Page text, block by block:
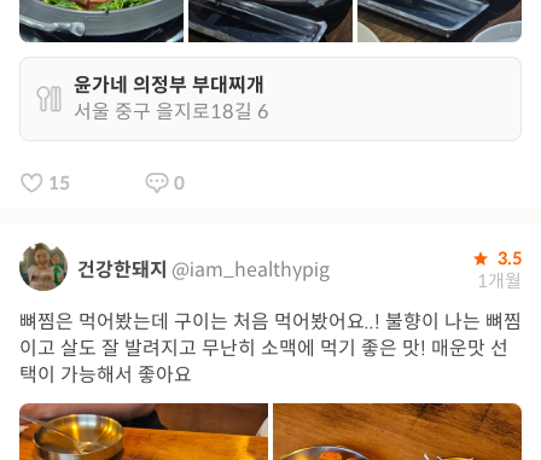
윤가네 의정부 부대찌개
서울 중구 을지로18길 6
15 0
건강한돼지 @iam_healthypig 3.5
1개월
뼈찜은 먹어봤는데 구이는 처음 먹어봤어요..! 불향이 나는 뼈찜
이고 살도 잘 발려지고 무난히 소맥에 먹기 좋은 맛! 매운맛 선
택이 가능해서 좋아요